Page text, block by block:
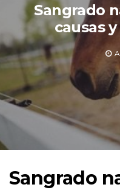
Sangrado
causas
Sangrado